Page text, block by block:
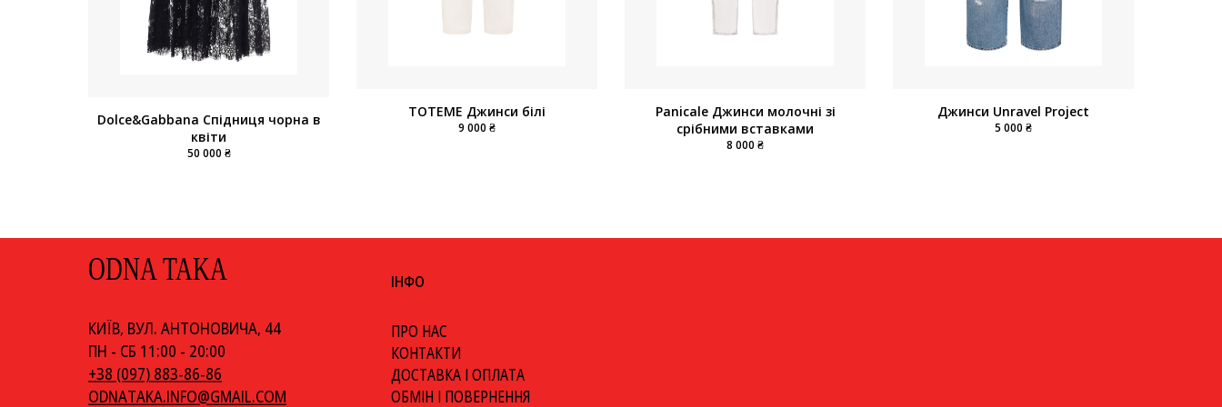
Dolce&Gabbana Спідниця чорна в
квіти
50 000 ₴
TOTEME Джинси білі
9 000 ₴
Panicale Джинси молочні зі
срібними вставками
8 000 ₴
Джинси Unravel Project
5 000 ₴
ODNA TAKA
КИЇВ, ВУЛ. АНТОНОВИЧА, 44
ПН - СБ 11:00 - 20:00
+38 (097) 883-86-86
ODNATAKA.INFO@GMAIL.COM
ІНФО
ПРО НАС
КОНТАКТИ
ДОСТАВКА І ОПЛАТА
ОБМІН І ПОВЕРНЕННЯ